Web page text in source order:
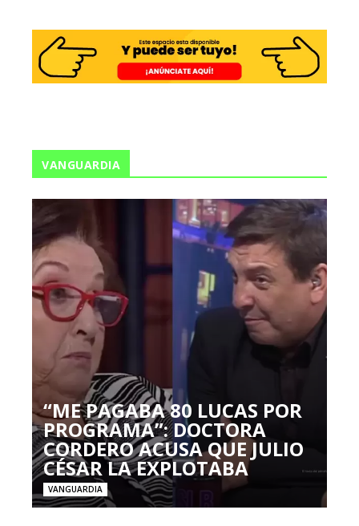
VANGUARDIA
“ME PAGABA 80 LUCAS POR
PROGRAMA”: DOCTORA
CORDERO ACUSA QUE JULIO
CÉSAR LA EXPLOTABA
VANGUARDIA